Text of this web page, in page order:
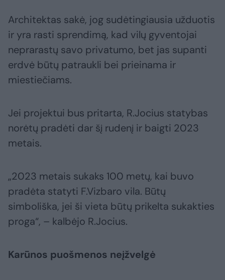
Architektas sakė, jog sudėtingiausia užduotis
ir yra rasti sprendimą, kad vilų gyventojai
neprarastų savo privatumo, bet jas supanti
erdvė būtų patraukli bei prieinama ir
miestiečiams.
Jei projektui bus pritarta, R.Jocius statybas
norėtų pradėti dar šį rudenį ir baigti 2023
metais.
„2023 metais sukaks 100 metų, kai buvo
pradėta statyti F.Vizbaro vila. Būtų
simboliška, jei ši vieta būtų prikelta sukakties
proga“, – kalbėjo R.Jocius.
Karūnos puošmenos neįžvelgė